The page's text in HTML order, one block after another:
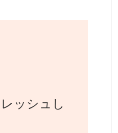
ッシュし